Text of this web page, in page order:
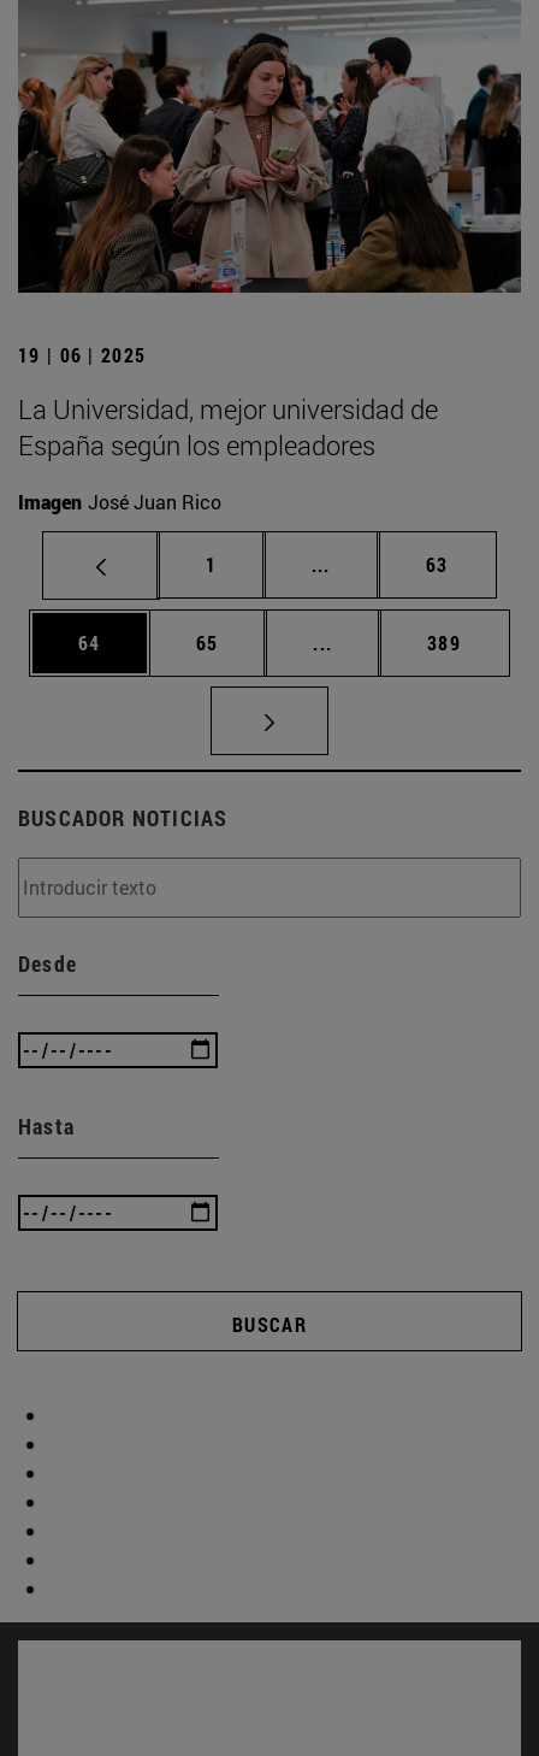
19 | 06 | 2025
La Universidad, mejor universidad de
España según los empleadores
Imagen José Juan Rico
Página
1 ... Páginas intermedias
Página
63
Página
64 Página
65 ... Páginas intermedias
Página
389
BUSCADOR NOTICIAS
Desde
Hasta
BUSCAR